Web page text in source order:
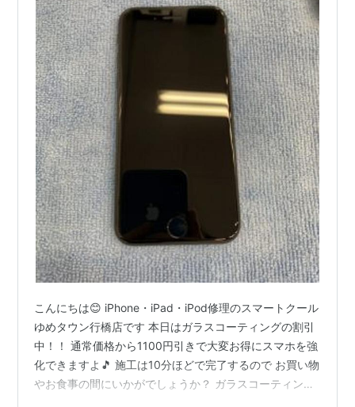
こんにちは😊 iPhone・iPad・iPod修理のスマートクール
ゆめタウン行橋店です 本日はガラスコーティングの割引
中！！ 通常価格から1100円引きで大変お得にスマホを強
化できますよ🎵 施工は10分ほどで完了するので お買い物
やお食事の間にいかがでしょうか？ ガラスコーティング